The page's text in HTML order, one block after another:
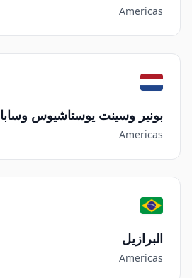
Americas
بونير وسينت يوستاشيوس وسابا
Americas
البرازيل
Americas